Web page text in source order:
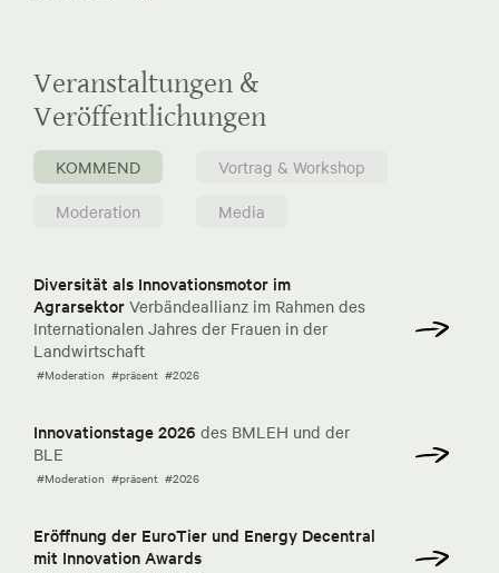
Veranstaltungen &
Veröffentlichungen
KOMMEND
Vortrag & Workshop
Moderation
Media
Diversität als Innovationsmotor im
Agrarsektor Verbändeallianz im Rahmen des
Internationalen Jahres der Frauen in der
Landwirtschaft
#Moderation #präsent #2026
Innovationstage 2026 des BMLEH und der
BLE
#Moderation #präsent #2026
Eröffnung der EuroTier und Energy Decentral
mit Innovation Awards